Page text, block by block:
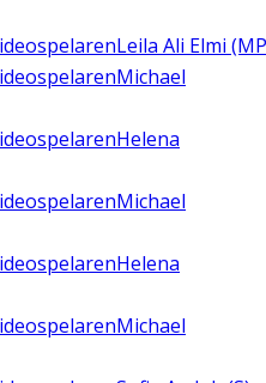
Leila Ali Elmi
Michael
Helena
Michael
Helena
Michael